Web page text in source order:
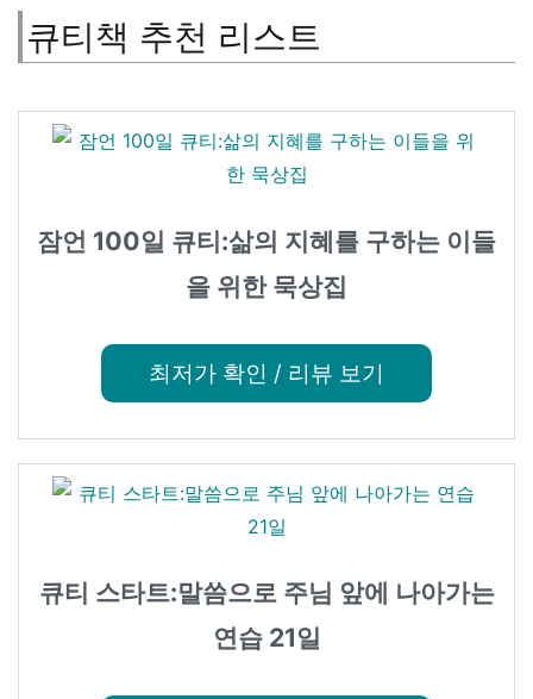
큐티책 추천 리스트
잠언 100일 큐티:삶의 지혜를 구하는 이들
을 위한 묵상집
최저가 확인 / 리뷰 보기
큐티 스타트:말씀으로 주님 앞에 나아가는
연습 21일